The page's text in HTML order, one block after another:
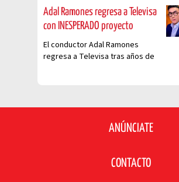
Adal Ramones regresa a Televisa
con INESPERADO proyecto
El conductor Adal Ramones
regresa a Televisa tras años de
ANÚNCIATE
CONTACTO